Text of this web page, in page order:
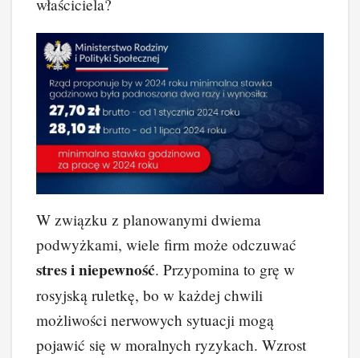
właściciela?
W związku z planowanymi dwiema
podwyżkami, wiele firm może odczuwać
stres i niepewność. Przypomina to grę w
rosyjską ruletkę, bo w każdej chwili
możliwości nerwowych sytuacji mogą
pojawić się w moralnych ryzykach. Wzrost